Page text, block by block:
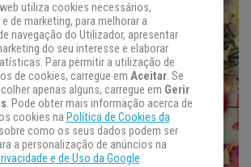
utiliza cookies necessários,
de marketing, para melhorar a
navegação do Utilizador, apresentar
do seu interesse e elaborar
Para permitir a utilização de
de cookies, carregue em Aceitar. Se
apenas alguns, carregue em Gerir
. Pode obter mais informação acerca de
cookies na Política de Cookies da
como os seus dados podem ser
a personalização de anúncios na
e de Uso da Google.